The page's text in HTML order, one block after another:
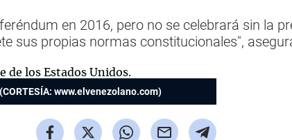
en 2016, pero no se celebrará sin la
sus propias normas constitucionales",
(CORTESÍA: www.elvenezolano.com)